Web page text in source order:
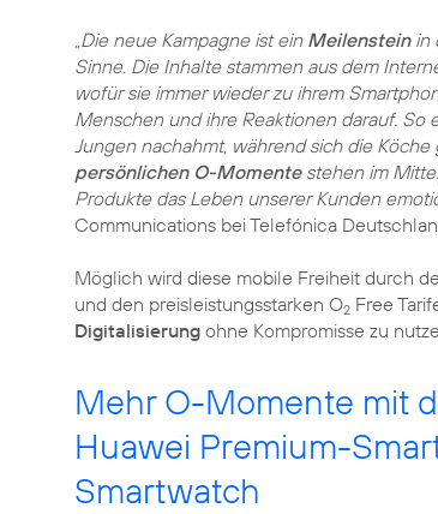
„Die neue Kampagne ist ein Meilenstein in
Sinne. Die Inhalte stammen aus dem
wofür sie immer wieder zu ihrem
Menschen und ihre Reaktionen darauf. So
Jungen nachahmt, während sich die
persönlichen O-Momentestehen im
Produkte das Leben unserer Kunden
Communications bei Telefónica
Möglich wird diese mobile Freiheit durch
und den preisleistungsstarken O2 Free
Digitalisierung ohne Kompromisse zu
Mehr O-Momente mit
Huawei Premium-
Smartwatch